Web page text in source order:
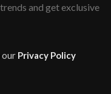
and get exclusive
our Privacy Policy